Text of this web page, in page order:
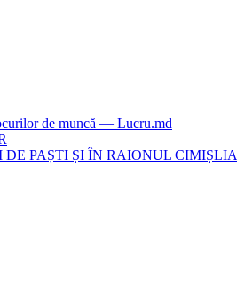
de muncă — Lucru.md
PAȘTI ȘI ÎN RAIONUL CIMIȘLIA